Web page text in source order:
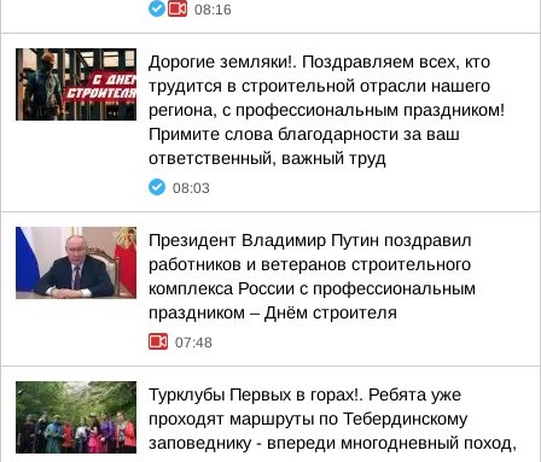
08:16
Дорогие земляки!. Поздравляем всех, кто
трудится в строительной отрасли нашего
региона, с профессиональным праздником!
Примите слова благодарности за ваш
ответственный, важный труд
08:03
Президент Владимир Путин поздравил
работников и ветеранов строительного
комплекса России с профессиональным
праздником – Днём строителя
07:48
Турклубы Первых в горах!. Ребята уже
проходят маршруты по Тебердинскому
заповеднику - впереди многодневный поход,